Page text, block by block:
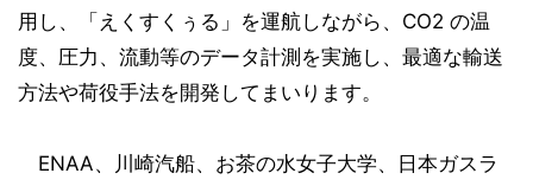
用し、「えくすくぅる」を運航しながら、CO2 の温
度、圧力、流動等のデータ計測を実施し、最適な輸送
方法や荷役手法を開発してまいります。
ENAA、川崎汽船、お茶の水女子大学、日本ガスラ